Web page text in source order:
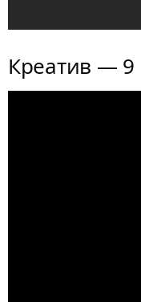
Креатив — 9